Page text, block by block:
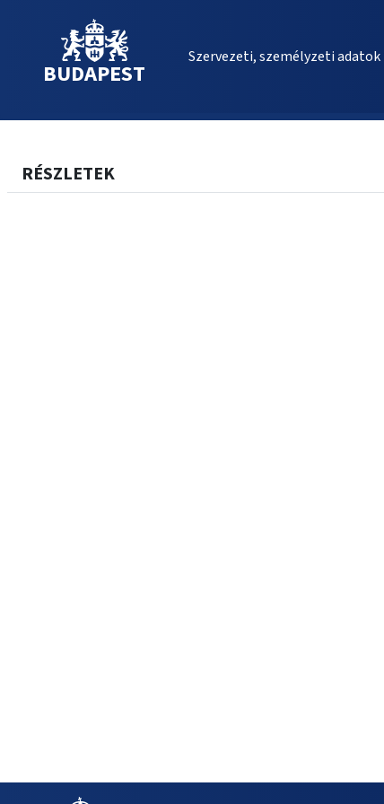
BUDAPEST
Szervezeti, személyzeti adatok
RÉSZLETEK